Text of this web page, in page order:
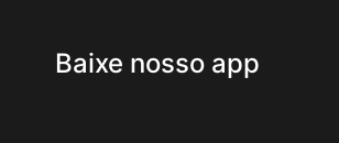
Baixe nosso app